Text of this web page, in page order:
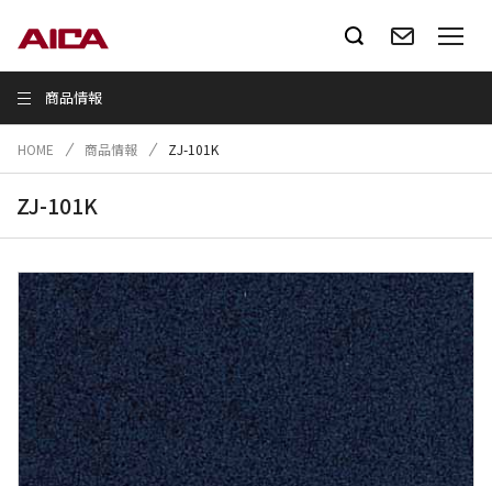
商品情報
HOME 商品情報 ZJ-101K
ZJ-101K